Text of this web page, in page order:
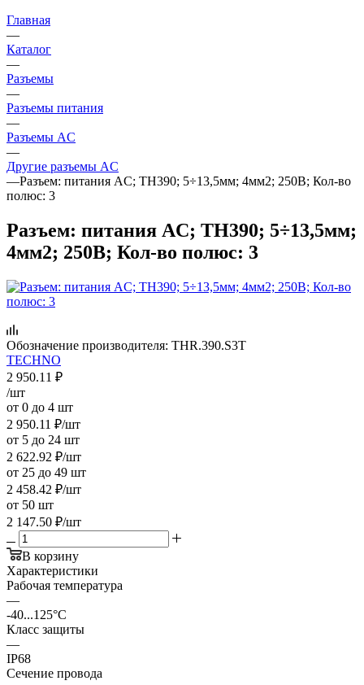
Главная
—
Каталог
—
Разъeмы
—
Разъeмы питания
—
Разъeмы AC
—
Другие разъемы AC
—Разъем: питания AC; TH390; 5÷13,5мм; 4мм2; 250В; Кол-во
полюс: 3
Разъем: питания AC; TH390; 5÷13,5мм;
4мм2; 250В; Кол-во полюс: 3
Обозначение производителя: THR.390.S3T
TECHNO
2 950.11 ₽
/шт
от 0 до 4 шт
2 950.11 ₽/шт
от 5 до 24 шт
2 622.92 ₽/шт
от 25 до 49 шт
2 458.42 ₽/шт
от 50 шт
2 147.50 ₽/шт
В корзину
Характеристики
Рабочая температура
—
-40...125°C
Класс защиты
—
IP68
Сечение провода